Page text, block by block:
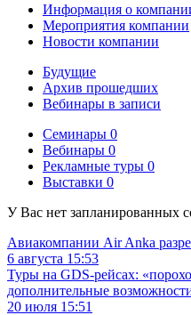
Информация о
Мероприятия компании
Новости компании
Будущие
Архив прошедших
Вебинары в записи
Семинары 0
Вебинары 0
Рекламные туры 0
Выставки 0
У Вас нет запланированных
Авиакомпании Air Anka
6 августа 15:53
Туры на GDS-рейсах:
дополнительные
20 июля 15:51